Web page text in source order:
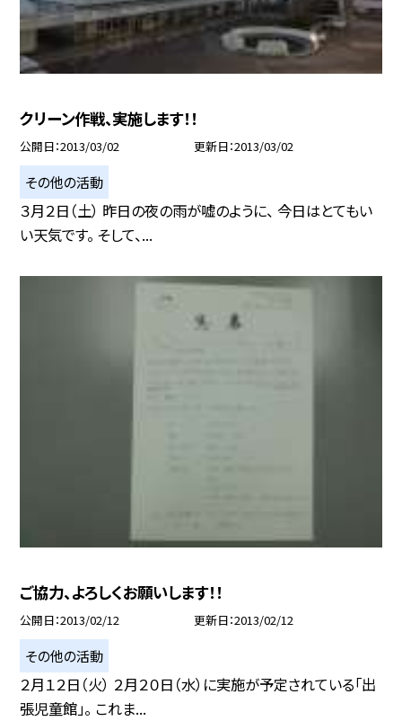
クリーン作戦、実施します！！
公開日 2013/03/02 更新日 2013/03/02
その他の活動
３月２日（土） 昨日の夜の雨が嘘のように、 今日はとてもい
い天気です。 そして、...
ご協力、よろしくお願いします！！
公開日 2013/02/12 更新日 2013/02/12
その他の活動
２月１２日（火） ２月２０日（水）に実施が予定されている「出
張児童館」。 これま...